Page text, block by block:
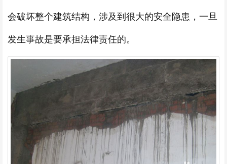
会破坏整个建筑结构，涉及到很大的安全隐患，一旦
发生事故是要承担法律责任的。